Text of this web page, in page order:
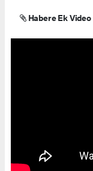
Habere Ek Video